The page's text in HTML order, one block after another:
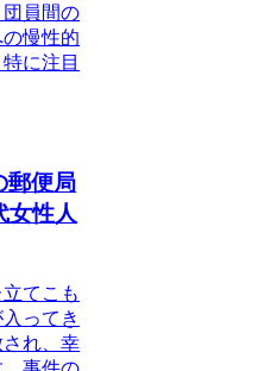
員間の
慢性的
に注目
郵便局
女性人
てこも
ってき
され、幸